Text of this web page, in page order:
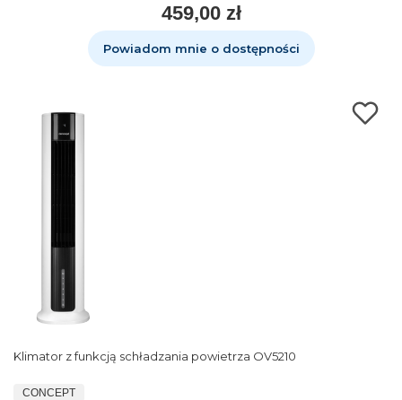
459,00 zł
Powiadom mnie o dostępności
Klimator z funkcją schładzania powietrza OV5210
CONCEPT